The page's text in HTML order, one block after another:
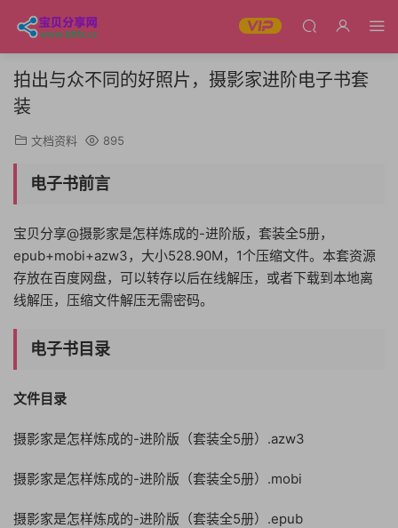
拍出与众不同的好照片，摄影家进阶电子书套
装
文档资料 895
电子书前言
宝贝分享@摄影家是怎样炼成的-进阶版，套装全5册，
epub+mobi+azw3，大小528.90M，1个压缩文件。本套资源
存放在百度网盘，可以转存以后在线解压，或者下载到本地离
线解压，压缩文件解压无需密码。
电子书目录
文件目录
摄影家是怎样炼成的-进阶版（套装全5册）.azw3
摄影家是怎样炼成的-进阶版（套装全5册）.mobi
摄影家是怎样炼成的-进阶版（套装全5册）.epub